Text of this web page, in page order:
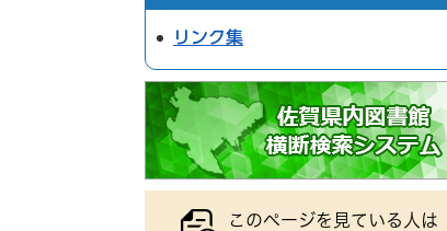
リンク集
このページを見ている人は